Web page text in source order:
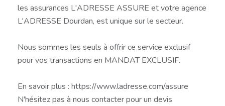
les assurances L'ADRESSE ASSURE et votre agence
L'ADRESSE Dourdan, est unique sur le secteur.
Nous sommes les seuls à offrir ce service exclusif
pour vos transactions en MANDAT EXCLUSIF.
En savoir plus : https://www.ladresse.com/assure
N'hésitez pas à nous contacter pour un devis